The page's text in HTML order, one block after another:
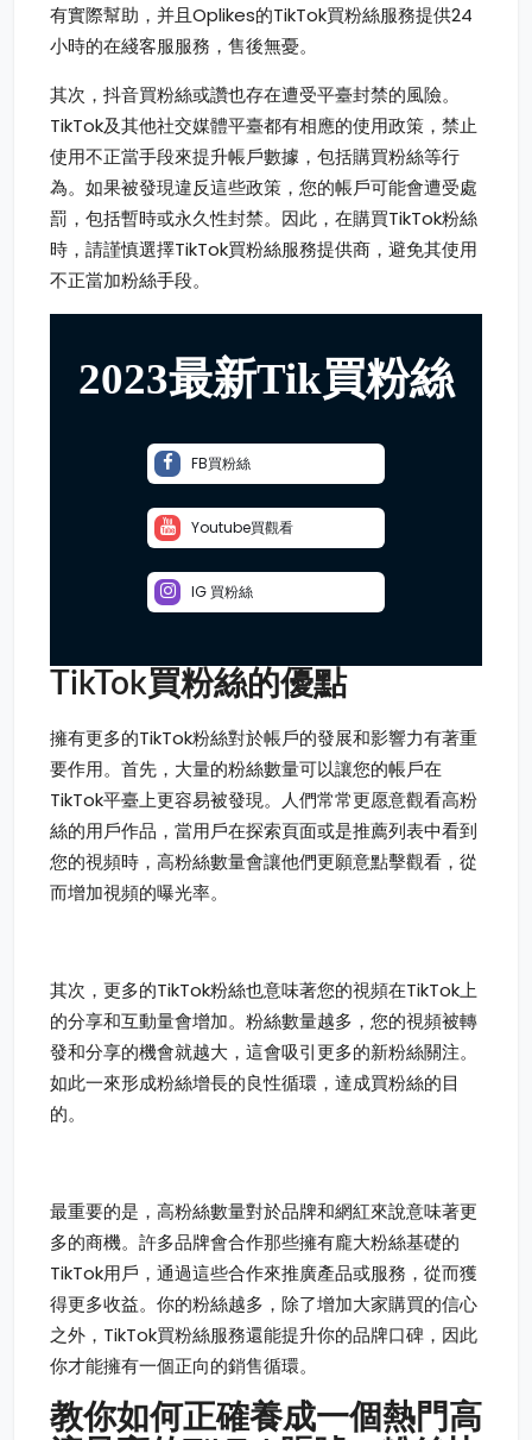
有實際幫助，并且Oplikes的TikTok買粉絲服務提供24
小時的在綫客服服務，售後無憂。
其次，抖音買粉絲或讚也存在遭受平臺封禁的風險。
TikTok及其他社交媒體平臺都有相應的使用政策，禁止
使用不正當手段來提升帳戶數據，包括購買粉絲等行
為。如果被發現違反這些政策，您的帳戶可能會遭受處
罰，包括暫時或永久性封禁。因此，在購買TikTok粉絲
時，請謹慎選擇TikTok買粉絲服務提供商，避免其使用
不正當加粉絲手段。
2023最新Tik買粉絲
FB買粉絲
Youtube買觀看
IG 買粉絲
TikTok買粉絲的優點
擁有更多的TikTok粉絲對於帳戶的發展和影響力有著重
要作用。首先，大量的粉絲數量可以讓您的帳戶在
TikTok平臺上更容易被發現。人們常常更愿意觀看高粉
絲的用戶作品，當用戶在探索頁面或是推薦列表中看到
您的視頻時，高粉絲數量會讓他們更願意點擊觀看，從
而增加視頻的曝光率。
其次，更多的TikTok粉絲也意味著您的視頻在TikTok上
的分享和互動量會增加。粉絲數量越多，您的視頻被轉
發和分享的機會就越大，這會吸引更多的新粉絲關注。
如此一來形成粉絲增長的良性循環，達成買粉絲的目
的。
最重要的是，高粉絲數量對於品牌和網紅來說意味著更
多的商機。許多品牌會合作那些擁有龐大粉絲基礎的
TikTok用戶，通過這些合作來推廣產品或服務，從而獲
得更多收益。你的粉絲越多，除了增加大家購買的信心
之外，TikTok買粉絲服務還能提升你的品牌口碑，因此
你才能擁有一個正向的銷售循環。
教你如何正確養成一個熱門高